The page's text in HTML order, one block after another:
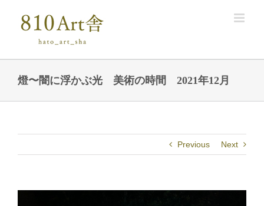
content
燈〜闇に浮かぶ光 美術の時間 2021年12月
Previous Next